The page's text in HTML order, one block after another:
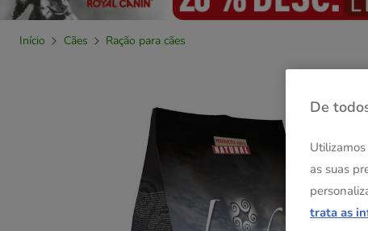
Início Cães
Ração para cães
De
as suas
trata as